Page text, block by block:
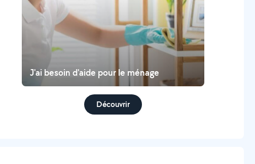
J'ai besoin d'aide pour le ménage
Découvrir